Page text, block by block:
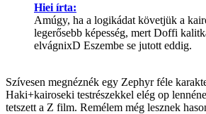
Hiei írta:
Amúgy, ha a logikádat követjük a
legerősebb képesség, mert Doffi
elvágnixD Eszembe se jutott eddig.
Szívesen megnéznék egy Zephyr féle
Haki+kairoseki testrészekkel elég op
tetszett a Z film. Remélem még lesznek